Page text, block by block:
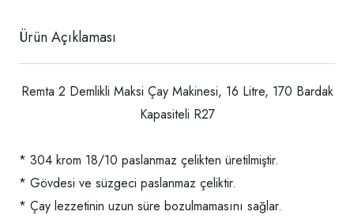
Ürün Açıklaması
Remta 2 Demlikli Maksi Çay Makinesi, 16 Litre, 170 Bardak
Kapasiteli R27
* 304 krom 18/10 paslanmaz çelikten üretilmiştir.
* Gövdesi ve süzgeci paslanmaz çeliktir.
* Çay lezzetinin uzun süre bozulmamasını sağlar.